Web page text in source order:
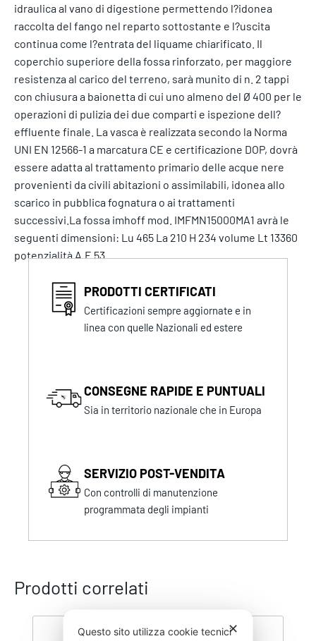
idraulica al vano di digestione permettendo l?idonea
raccolta del fango nel reparto sottostante e l?uscita
continua come l?entrata del liquame chiarificato. Il
coperchio superiore della fossa rinforzato, per maggiore
resistenza al carico del terreno, sarà munito di n. 2 tappi
con chiusura a baionetta di cui uno almeno del Ø 400 per le
operazioni di pulizia dei due comparti e ispezione dell?
effluente finale. La vasca è realizzata secondo la Norma
UNI EN 12566-1 a marcatura CE e certificazione DOP, dovrà
essere adatta al trattamento primario delle acque nere
provenienti da civili abitazioni o assimilabili, idonea allo
scarico in pubblica fognatura o ai trattamenti
successivi.La fossa imhoff mod. IMFMN15000MA1 avrà le
seguenti dimensioni: Lu 465 La 210 H 234 volume Lt 13360
potenzialità A.E 53
PRODOTTI CERTIFICATI
Certificazioni sempre aggiornate e in
linea con quelle Nazionali ed estere
CONSEGNE RAPIDE E PUNTUALI
Sia in territorio nazionale che in Europa
SERVIZIO POST-VENDITA
Con controlli di manutenzione
programmata degli impianti
Prodotti correlati
✕
Questo sito utilizza cookie tecnici